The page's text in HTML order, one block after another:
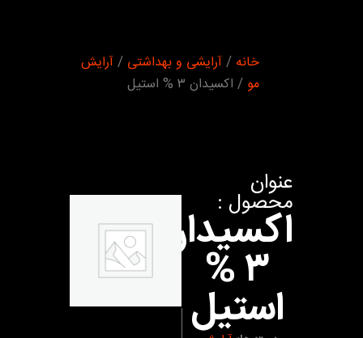
خانه /آرایشی و بهداشتی /آرایش
مو / اکسيدان ٣ % استیل
عنوان
محصول :
اکسيدان
٣ %
استیل